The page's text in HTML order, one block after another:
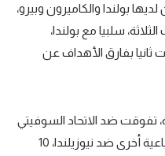
بولندا والكاميرون وبيرو،
سلبيا مع بولندا،
تأهلت ثانيا بفارق الأهداف عن
تفوقت ضد الاتحاد السوفيتي
بنتيجة 2-1 ثم رباعية ضد اسكتلندا ورباعية أخرى ضد نيوزيلندا، 10